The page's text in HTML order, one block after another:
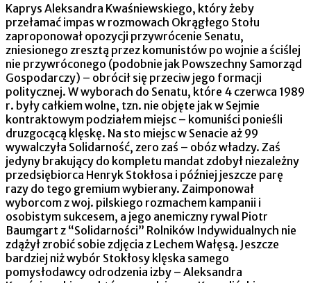
Kaprys Aleksandra Kwaśniewskiego, który żeby
przełamać impas w rozmowach Okrągłego Stołu
zaproponował opozycji przywrócenie Senatu,
zniesionego zresztą przez komunistów po wojnie a ściślej
nie przywróconego (podobnie jak Powszechny Samorząd
Gospodarczy) – obrócił się przeciw jego formacji
politycznej. W wyborach do Senatu, które 4 czerwca 1989
r. były całkiem wolne, tzn. nie objęte jak w Sejmie
kontraktowym podziałem miejsc – komuniści ponieśli
druzgocącą klęskę. Na sto miejsc w Senacie aż 99
wywalczyła Solidarność, zero zaś – obóz władzy. Zaś
jedyny brakujący do kompletu mandat zdobył niezależny
przedsiębiorca Henryk Stokłosa i później jeszcze parę
razy do tego gremium wybierany. Zaimponował
wyborcom z woj. pilskiego rozmachem kampanii i
osobistym sukcesem, a jego anemiczny rywal Piotr
Baumgart z “Solidarności” Rolników Indywidualnych nie
zdążył zrobić sobie zdjęcia z Lechem Wałęsą. Jeszcze
bardziej niż wybór Stokłosy klęska samego
pomysłodawcy odrodzenia izby – Aleksandra